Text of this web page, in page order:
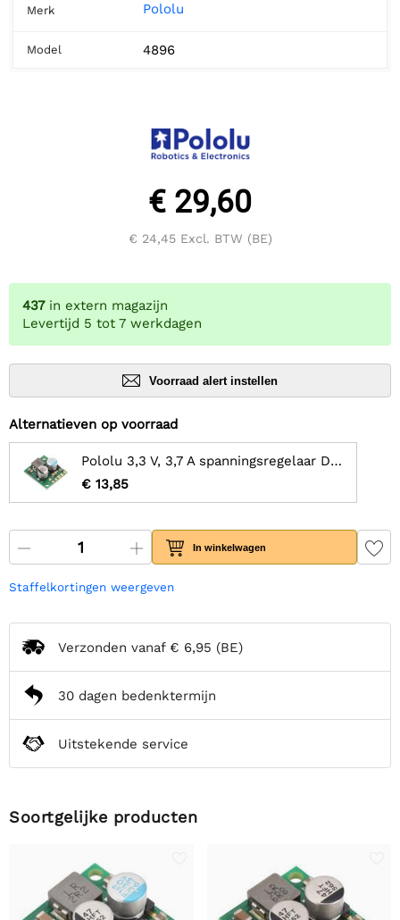
Merk Pololu
Model 4896
€ 29,60
€ 24,45Excl. BTW (BE)
437 in extern magazijn
Levertijd 5 tot 7 werkdagen
Voorraad alert instellen
Alternatieven op voorraad
Pololu 3,3 V, 3,7 A spanningsregelaar D30V30F3
€ 13,85
In winkelwagen
Staffelkortingen weergeven
Verzonden vanaf € 6,95 (BE)
30 dagen bedenktermijn
Uitstekende service
Soortgelijke producten